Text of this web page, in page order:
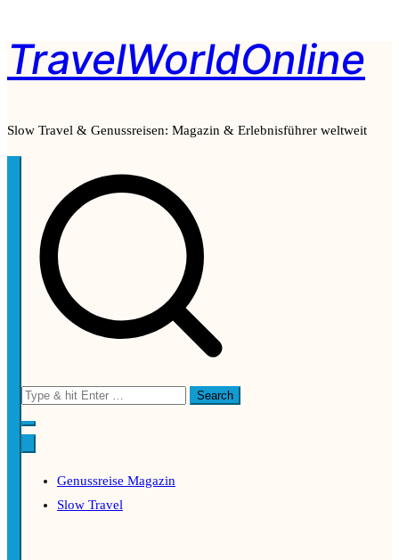
Zum
Inhalt
TravelWorldOnline
Slow Travel & Genussreisen: Magazin & Erlebnisführer weltweit
Search
for:
Genussreise Magazin
Slow Travel